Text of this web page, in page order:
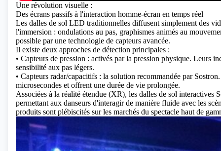
Une révolution visuelle :
Des écrans passifs à l'interaction homme-écran en temps réel
Les dalles de sol LED traditionnelles diffusent simplement des
l'immersion : ondulations au pas, graphismes animés au
possible par une technologie de capteurs avancée.
Il existe deux approches de détection principales :
• Capteurs de pression : activés par la pression physique. Leurs
sensibilité aux pas légers.
• Capteurs radar/capacitifs : la solution recommandée par
microsecondes et offrent une durée de vie prolongée.
Associées à la réalité étendue (XR), les dalles de sol interactives
permettant aux danseurs d'interagir de manière fluide avec les
produits sont plébiscités sur les marchés du spectacle haut de